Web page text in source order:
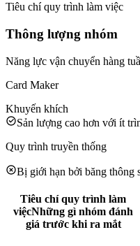
Tiêu chí quy trình làm việc
Thông lượng nhóm
Năng lực vận chuyển hàng
Card Maker
Khuyến khích
Sản lượng cao hơn với ít
Quy trình truyền thống
Bị giới hạn bởi băng thông
Tiêu chí quy trình làm
việcNhững gì nhóm đánh
giá trước khi ra mắt